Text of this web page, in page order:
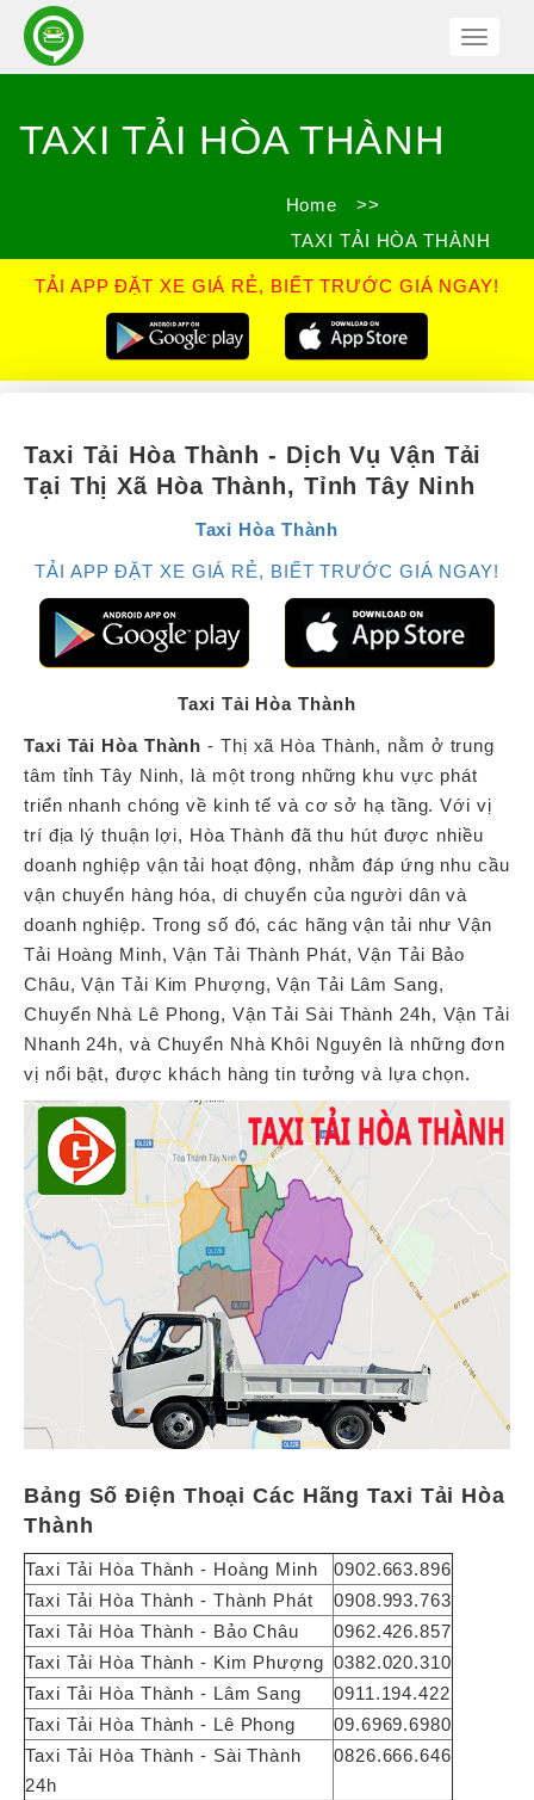
Toggle
TAXI TẢI HÒA THÀNH
Home
>>
TAXI TẢI HÒA THÀNH
TẢI APP ĐẶT XE GIÁ RẺ, BIẾT TRƯỚC GIÁ NGAY!
Taxi Tải Hòa Thành - Dịch Vụ Vận Tải
Tại Thị Xã Hòa Thành, Tỉnh Tây Ninh
Taxi Hòa Thành
TẢI APP ĐẶT XE GIÁ RẺ, BIẾT TRƯỚC GIÁ NGAY!
Taxi Tải Hòa Thành
Taxi Tải Hòa Thành- Thị xã Hòa Thành, nằm ở trung
tâm tỉnh Tây Ninh, là một trong những khu vực phát
triển nhanh chóng về kinh tế và cơ sở hạ tầng. Với vị
trí địa lý thuận lợi, Hòa Thành đã thu hút được nhiều
doanh nghiệp vận tải hoạt động, nhằm đáp ứng nhu cầu
vận chuyển hàng hóa, di chuyển của người dân và
doanh nghiệp. Trong số đó, các hãng vận tải như Vận
Tải Hoàng Minh, Vận Tải Thành Phát, Vận Tải Bảo
Châu, Vận Tải Kim Phượng, Vận Tải Lâm Sang,
Chuyển Nhà Lê Phong, Vận Tải Sài Thành 24h, Vận Tải
Nhanh 24h, và Chuyển Nhà Khôi Nguyên là những đơn
vị nổi bật, được khách hàng tin tưởng và lựa chọn.
Bảng Số Điện Thoại Các Hãng Taxi Tải Hòa
Thành
Taxi Tải Hòa Thành - Hoàng Minh
0902.663.896
Taxi Tải Hòa Thành - Thành Phát
0908.993.763
Taxi Tải Hòa Thành - Bảo Châu
0962.426.857
Taxi Tải Hòa Thành - Kim Phượng 0382.020.310
Taxi Tải Hòa Thành - Lâm Sang
0911.194.422
Taxi Tải Hòa Thành - Lê Phong
09.6969.6980
Taxi Tải Hòa Thành - Sài Thành
24h
0826.666.646